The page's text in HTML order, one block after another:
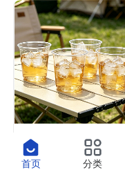
PET果切杯11
￥0.41
首页 分类